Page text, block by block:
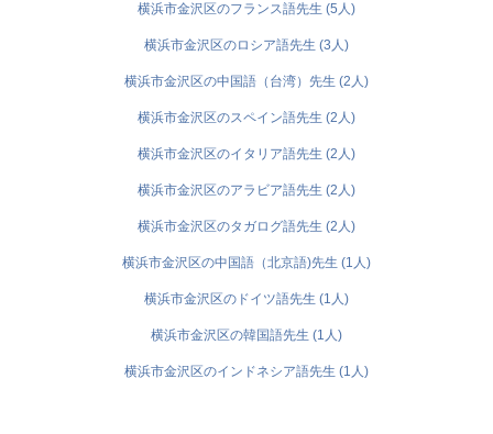
横浜市金沢区のフランス語先生 (5人)
横浜市金沢区のロシア語先生 (3人)
横浜市金沢区の中国語（台湾）先生 (2人)
横浜市金沢区のスペイン語先生 (2人)
横浜市金沢区のイタリア語先生 (2人)
横浜市金沢区のアラビア語先生 (2人)
横浜市金沢区のタガログ語先生 (2人)
横浜市金沢区の中国語（北京語)先生 (1人)
横浜市金沢区のドイツ語先生 (1人)
横浜市金沢区の韓国語先生 (1人)
横浜市金沢区のインドネシア語先生 (1人)